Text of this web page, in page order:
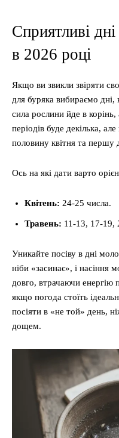
Сприятливі
в 2026 році
Якщо ви звикли звіряти
для буряка вибираємо дні,
сила рослини йде в
періодів буде декілька,
половину квітня та першу
Ось на які дати варто
Квітень: 24-25 числа.
Травень: 11-13, 17-19,
Уникайте посіву в дні
ніби «засинає», і насіння
довго, втрачаючи
якщо погода стоїть
посіяти в «не той» день,
дощем.